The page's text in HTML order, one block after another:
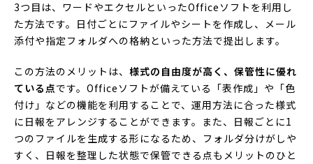
3つ目は、ワードやエクセルといったOfficeソフトを利用し
た方法です。日付ごとにファイルやシートを作成し、メール
添付や指定フォルダへの格納といった方法で提出します。
この方法のメリットは、 様式の自由度が高く、保管性に優れ
ている点です。Officeソフトが備えている「表作成」や「色
付け」などの機能を利用することで、運用方法に合った様式
に日報をアレンジすることができます。また、日報ごとに1
つのファイルを生成する形になるため、フォルダ分けがしや
すく、日報を整理した状態で保管できる点もメリットのひと